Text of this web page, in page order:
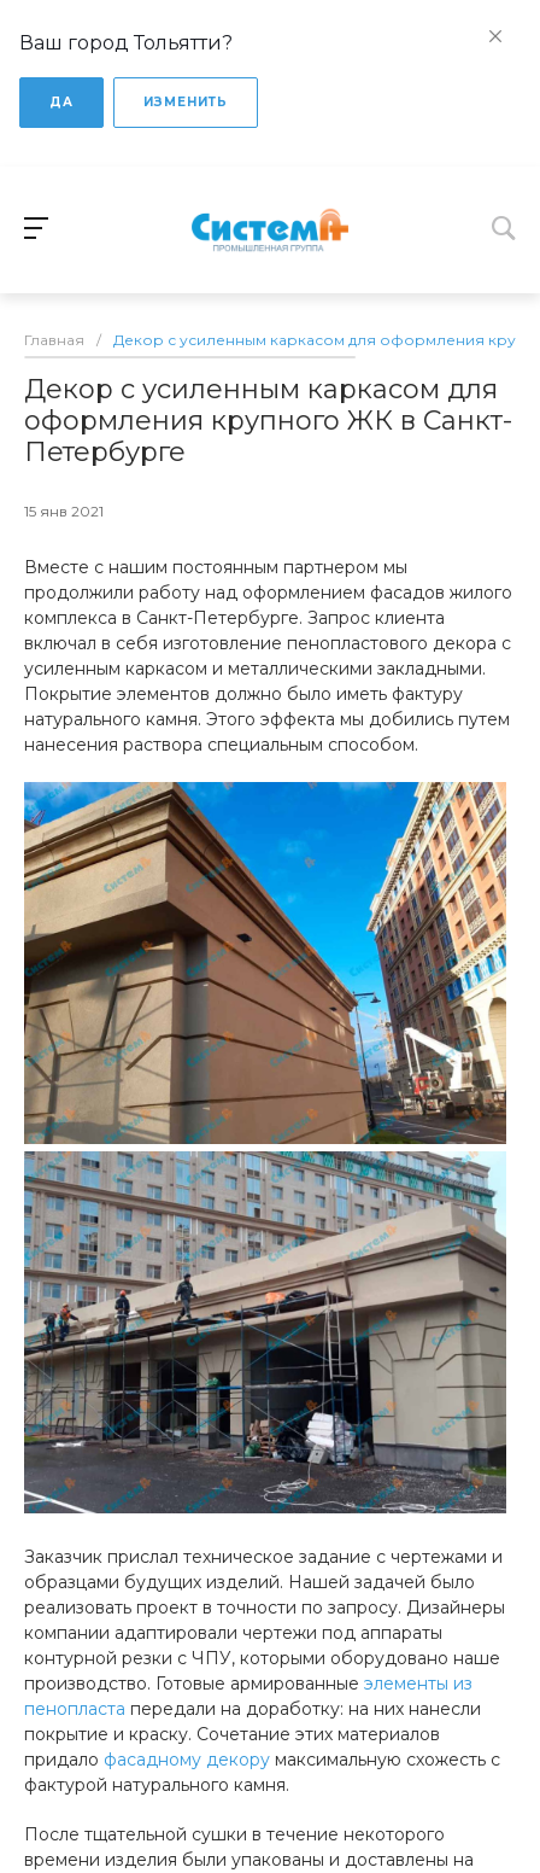
Ваш город Тольятти?
ДА ИЗМЕНИТЬ
Главная / Декор с усиленным каркасом для оформления
Декор с усиленным каркасом для
оформления крупного ЖК в Санкт-
Петербурге
15 янв 2021
Вместе с нашим постоянным партнером мы
продолжили работу над оформлением фасадов жилого
комплекса в Санкт-Петербурге. Запрос клиента
включал в себя изготовление пенопластового декора с
усиленным каркасом и металлическими закладными.
Покрытие элементов должно было иметь фактуру
натурального камня. Этого эффекта мы добились путем
нанесения раствора специальным способом.
Заказчик прислал техническое задание с чертежами и
образцами будущих изделий. Нашей задачей было
реализовать проект в точности по запросу. Дизайнеры
компании адаптировали чертежи под аппараты
контурной резки с ЧПУ, которыми оборудовано наше
производство. Готовые армированные элементы из
пенопласта передали на доработку: на них нанесли
покрытие и краску. Сочетание этих материалов
придало фасадному декору максимальную схожесть с
фактурой натурального камня.
После тщательной сушки в течение некоторого
времени изделия были упакованы и доставлены на